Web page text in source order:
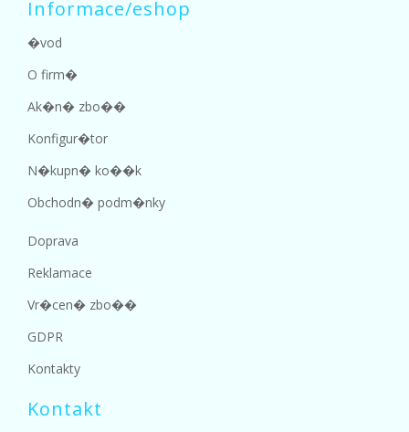
Informace/eshop
�vod
O firm�
Ak�n� zbo��
Konfigur�tor
N�kupn� ko��k
Obchodn� podm�nky
Doprava
Reklamace
Vr�cen� zbo��
GDPR
Kontakty
Kontakt